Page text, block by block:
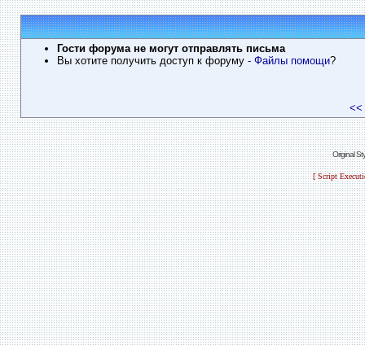
Гости форума не могут отправлять письма
Вы хотите получить доступ к форуму - Файлы помощи?
<<
Original
[ Script